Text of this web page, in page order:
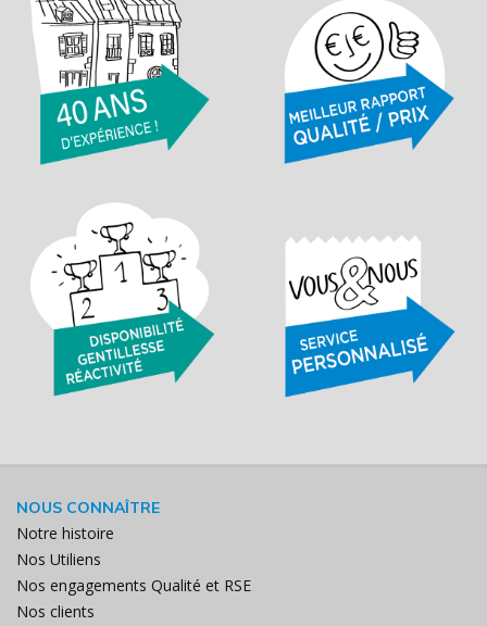
NOUS CONNAÎTRE
Notre histoire
Nos Utiliens
Nos engagements Qualité et RSE
Nos clients